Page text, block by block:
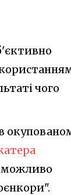
чого
можливо